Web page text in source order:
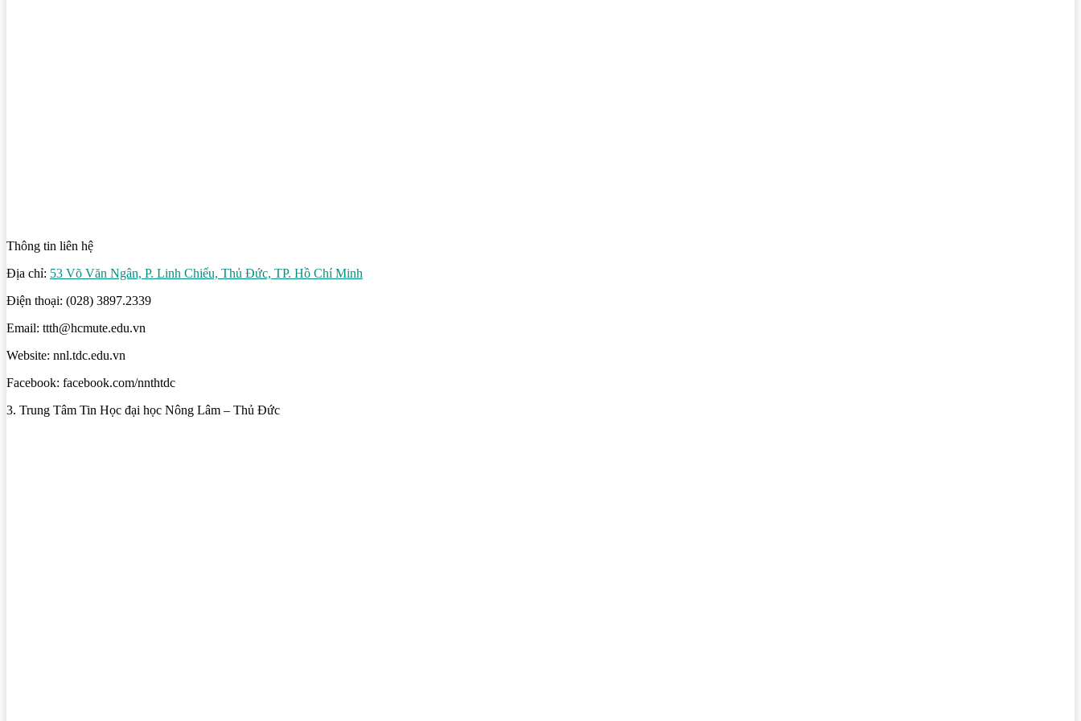
Thông tin liên hệ
Địa chỉ: 53 Võ Văn Ngân, P. Linh Chiểu, Thủ Đức, TP. Hồ Chí Minh
Điện thoại: (028) 3897.2339
Email: ttth@hcmute.edu.vn
Website: nnl.tdc.edu.vn
Facebook: facebook.com/nnthtdc
3. Trung Tâm Tin Học đại học Nông Lâm – Thủ Đức